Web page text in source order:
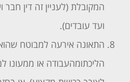
המקובלת (לעניין זה דין
ועד עובדים).
התאונה אירעה למבוטח שהוא
הליכתומהעבודה או ממעונו